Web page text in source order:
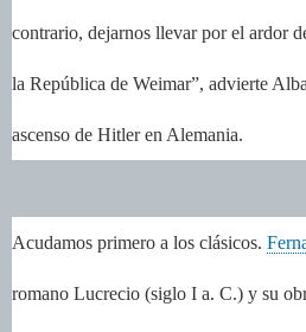
contrario, dejarnos llevar por el ardor
la República de Weimar”, advierte
ascenso de Hitler en Alemania.
Acudamos primero a los clásicos.
romano Lucrecio (siglo I a. C.) y su